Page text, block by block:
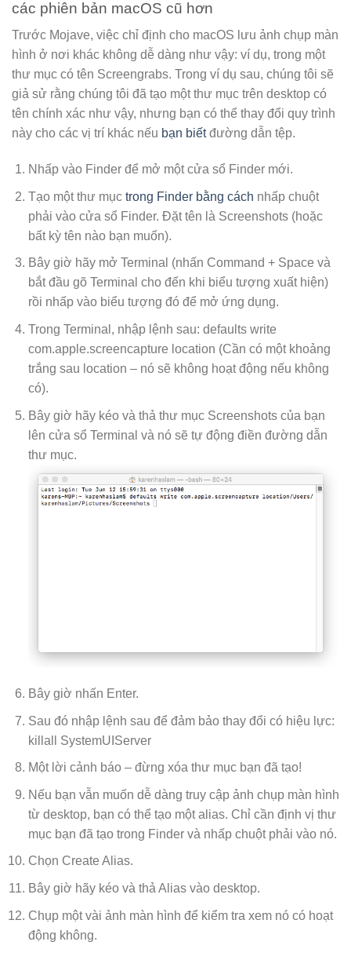
các phiên bản macOS cũ hơn
Trước Mojave, việc chỉ định cho macOS lưu ảnh chụp màn
hình ở nơi khác không dễ dàng như vậy: ví dụ, trong một
thư mục có tên Screengrabs. Trong ví dụ sau, chúng tôi sẽ
giả sử rằng chúng tôi đã tạo một thư mục trên desktop có
tên chính xác như vậy, nhưng bạn có thể thay đổi quy trình
này cho các vị trí khác nếu bạn biếtđường dẫn tệp.
Nhấp vào Finder để mở một cửa sổ Finder mới.
Tạo một thư mục trong Finder bằng cách nhấp chuột
phải vào cửa sổ Finder. Đặt tên là Screenshots (hoặc
bất kỳ tên nào bạn muốn).
Bây giờ hãy mở Terminal (nhấn Command + Space và
bắt đầu gõ Terminal cho đến khi biểu tượng xuất hiện)
rồi nhấp vào biểu tượng đó để mở ứng dụng.
Trong Terminal, nhập lệnh sau: defaults write
com.apple.screencapture location (Cần có một khoảng
trắng sau location – nó sẽ không hoạt động nếu không
có).
Bây giờ hãy kéo và thả thư mục Screenshots của bạn
lên cửa sổ Terminal và nó sẽ tự động điền đường dẫn
thư mục.
Bây giờ nhấn Enter.
Sau đó nhập lệnh sau để đảm bảo thay đổi có hiệu lực:
killall SystemUIServer
Một lời cảnh báo – đừng xóa thư mục bạn đã tạo!
Nếu bạn vẫn muốn dễ dàng truy cập ảnh chụp màn hình
từ desktop, bạn có thể tạo một alias. Chỉ cần định vị thư
mục bạn đã tạo trong Finder và nhấp chuột phải vào nó.
Chọn Create Alias.
Bây giờ hãy kéo và thả Alias vào desktop.
Chụp một vài ảnh màn hình để kiểm tra xem nó có hoạt
động không.